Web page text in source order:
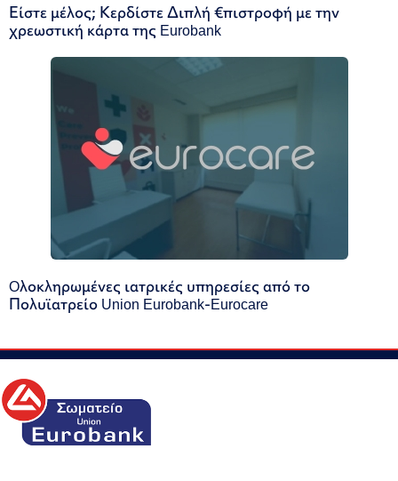
Είστε μέλος; Κερδίστε Διπλή €πιστροφή με την
χρεωστική κάρτα της Eurobank
Oλοκληρωμένες ιατρικές υπηρεσίες από το
Πολυϊατρείο Union Eurobank-Eurocare